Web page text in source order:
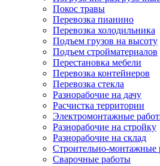
Покос травы
Перевозка пианино
Перевозка холодильника
Подъем грузов на высоту
Подъем стройматериалов
Перестановка мебели
Перевозка контейнеров
Перевозка стекла
Разнорабочие на дачу
Расчистка территории
Электромонтажные
Разнорабочие на стройку
Разнорабочие на склад
Строительно-монтажные
Сварочные работы